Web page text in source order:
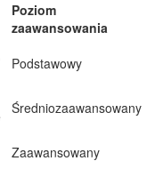
Poziom
zaawansowania
Podstawowy
Średniozaawansowany
Zaawansowany